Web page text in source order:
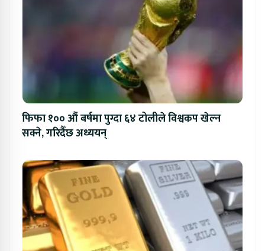
फिफा १०० औं बर्षमा पुग्दा ६४ टोलीले विश्वकप खेल्न
सक्ने, गरिदैँछ अध्ययन्